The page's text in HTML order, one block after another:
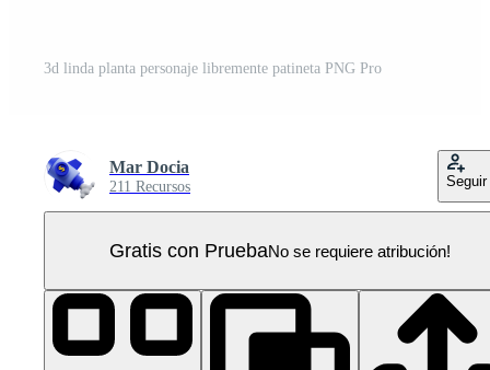
3d linda planta personaje libremente patineta PNG Pro
Mar Docia
211 Recursos Seguir
Gratis con PruebaNo se requiere atribución!